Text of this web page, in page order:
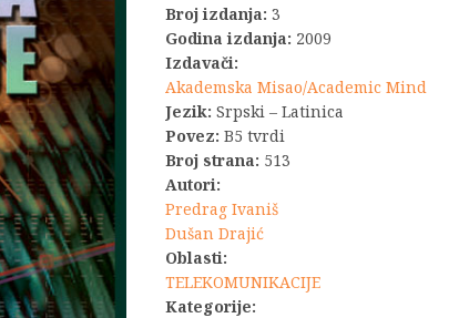
bila:
3.600,00 RSD.
Broj izdanja: 3
Godina izdanja: 2009
Izdavači:
Akademska Misao/Academic Mind
Jezik: Srpski – Latinica
Povez: B5 tvrdi
Broj strana: 513
Autori:
Predrag Ivaniš
Dušan Drajić
Oblasti:
TELEKOMUNIKACIJE
Kategorije: